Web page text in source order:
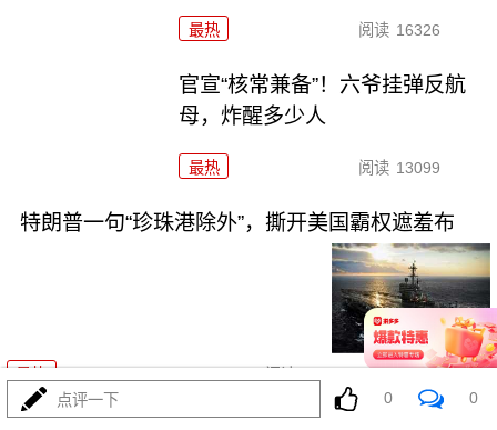
最热 阅读 16326
官宣“核常兼备”！六爷挂弹反航
母，炸醒多少人
最热 阅读 13099
特朗普一句“珍珠港除外”，撕开美国霸权遮羞布
08-04
点评一下 0 0